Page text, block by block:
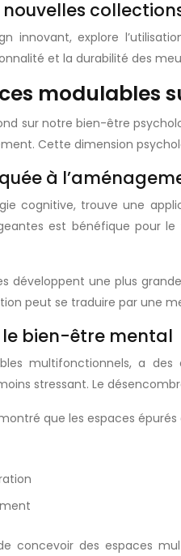
innovant, explore
et la durabilité des
modulables
sur notre bien-être
Cette dimension
à
cognitive, trouve une
est bénéfique pour
développent une plus
peut se traduire par une
bien-être mental
multifonctionnels, a
stressant. Le
que les espaces
concevoir des espaces